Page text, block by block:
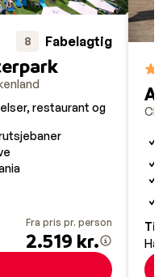
8 Fabelagtig
restaurant og
Fra pris pr. person
2.519 kr.
Tir.